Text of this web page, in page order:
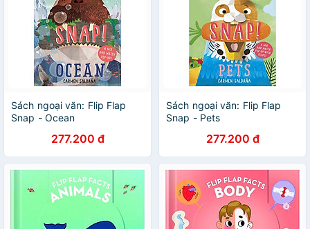
Sách ngoại văn: Flip Flap
Snap - Ocean
277.200 đ
Sách ngoại văn: Flip Flap
Snap - Pets
277.200 đ